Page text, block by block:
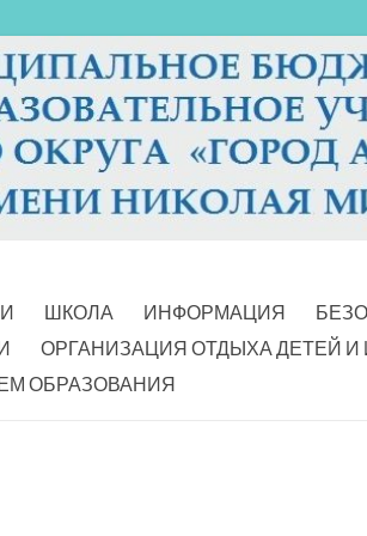
ШКОЛА ИНФОРМАЦИЯ
ОРГАНИЗАЦИЯ ОТДЫХА ДЕТЕЙ
ОБРАЗОВАНИЯ